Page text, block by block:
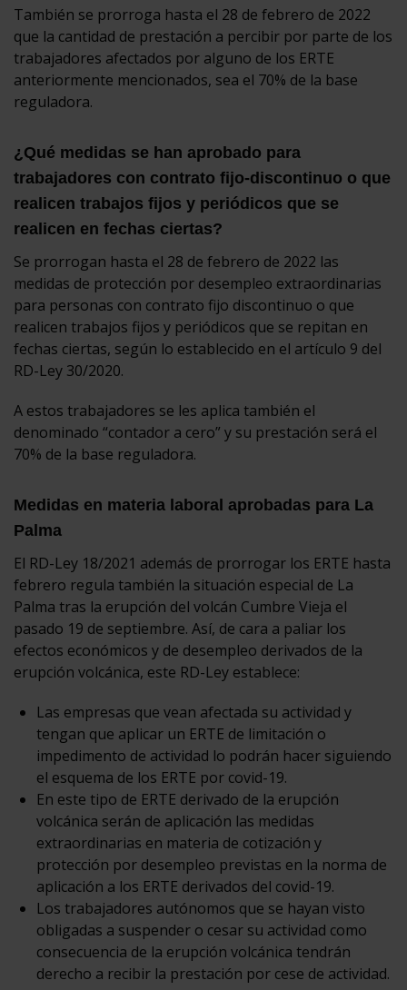
También se prorroga hasta el 28 de febrero de 2022
que la cantidad de prestación a percibir por parte de los
trabajadores afectados por alguno de los ERTE
anteriormente mencionados, sea el 70% de la base
reguladora.
¿Qué medidas se han aprobado para
trabajadores con contrato fijo-discontinuo o que
realicen trabajos fijos y periódicos que se
realicen en fechas ciertas?
Se prorrogan hasta el 28 de febrero de 2022 las
medidas de protección por desempleo extraordinarias
para personas con contrato fijo discontinuo o que
realicen trabajos fijos y periódicos que se repitan en
fechas ciertas, según lo establecido en el artículo 9 del
RD-Ley 30/2020.
A estos trabajadores se les aplica también el
denominado “contador a cero” y su prestación será el
70% de la base reguladora.
Medidas en materia laboral aprobadas para La
Palma
El RD-Ley 18/2021 además de prorrogar los ERTE hasta
febrero regula también la situación especial de La
Palma tras la erupción del volcán Cumbre Vieja el
pasado 19 de septiembre. Así, de cara a paliar los
efectos económicos y de desempleo derivados de la
erupción volcánica, este RD-Ley establece:
Las empresas que vean afectada su actividad y
tengan que aplicar un ERTE de limitación o
impedimento de actividad lo podrán hacer siguiendo
el esquema de los ERTE por covid-19.
En este tipo de ERTE derivado de la erupción
volcánica serán de aplicación las medidas
extraordinarias en materia de cotización y
protección por desempleo previstas en la norma de
aplicación a los ERTE derivados del covid-19.
Los trabajadores autónomos que se hayan visto
obligadas a suspender o cesar su actividad como
consecuencia de la erupción volcánica tendrán
derecho a recibir la prestación por cese de actividad.